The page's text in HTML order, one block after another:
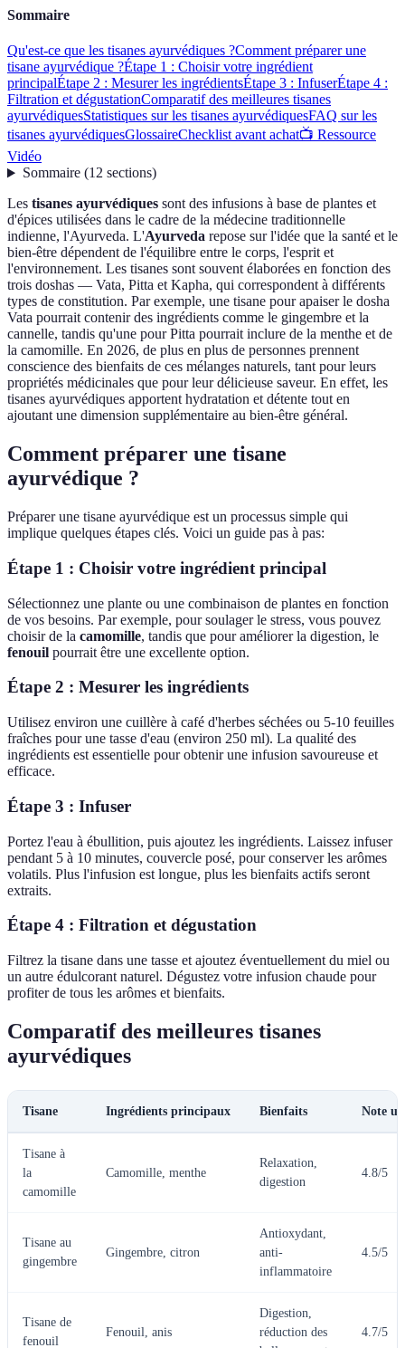
Sommaire
Qu'est-ce que les tisanes ayurvédiques ?Comment préparer une
tisane ayurvédique ?Étape 1 : Choisir votre ingrédient
principalÉtape 2 : Mesurer les ingrédientsÉtape 3 : InfuserÉtape 4 :
Filtration et dégustationComparatif des meilleures tisanes
ayurvédiquesStatistiques sur les tisanes ayurvédiquesFAQ sur les
tisanes ayurvédiquesGlossaireChecklist avant achat📺 Ressource
Vidéo
Sommaire(12 sections)
Les tisanes ayurvédiques sont des infusions à base de plantes et
d'épices utilisées dans le cadre de la médecine traditionnelle
indienne, l'Ayurveda. L'Ayurveda repose sur l'idée que la santé et le
bien-être dépendent de l'équilibre entre le corps, l'esprit et
l'environnement. Les tisanes sont souvent élaborées en fonction des
trois doshas — Vata, Pitta et Kapha, qui correspondent à différents
types de constitution. Par exemple, une tisane pour apaiser le dosha
Vata pourrait contenir des ingrédients comme le gingembre et la
cannelle, tandis qu'une pour Pitta pourrait inclure de la menthe et de
la camomille. En 2026, de plus en plus de personnes prennent
conscience des bienfaits de ces mélanges naturels, tant pour leurs
propriétés médicinales que pour leur délicieuse saveur. En effet, les
tisanes ayurvédiques apportent hydratation et détente tout en
ajoutant une dimension supplémentaire au bien-être général.
Comment préparer une tisane
ayurvédique ?
Préparer une tisane ayurvédique est un processus simple qui
implique quelques étapes clés. Voici un guide pas à pas:
Étape 1 : Choisir votre ingrédient principal
Sélectionnez une plante ou une combinaison de plantes en fonction
de vos besoins. Par exemple, pour soulager le stress, vous pouvez
choisir de la camomille, tandis que pour améliorer la digestion, le
fenouil pourrait être une excellente option.
Étape 2 : Mesurer les ingrédients
Utilisez environ une cuillère à café d'herbes séchées ou 5-10 feuilles
fraîches pour une tasse d'eau (environ 250 ml). La qualité des
ingrédients est essentielle pour obtenir une infusion savoureuse et
efficace.
Étape 3 : Infuser
Portez l'eau à ébullition, puis ajoutez les ingrédients. Laissez infuser
pendant 5 à 10 minutes, couvercle posé, pour conserver les arômes
volatils. Plus l'infusion est longue, plus les bienfaits actifs seront
extraits.
Étape 4 : Filtration et dégustation
Filtrez la tisane dans une tasse et ajoutez éventuellement du miel ou
un autre édulcorant naturel. Dégustez votre infusion chaude pour
profiter de tous les arômes et bienfaits.
Comparatif des meilleures tisanes
ayurvédiques
Tisane Ingrédients principaux Bienfaits Note
Tisane à
la
camomille
Camomille, menthe
Relaxation,
digestion
4.8/5
Tisane au
gingembre
Gingembre, citron
Antioxydant,
anti-
inflammatoire
4.5/5
Tisane de
fenouil
Fenouil, anis
Digestion,
réduction des
4.7/5